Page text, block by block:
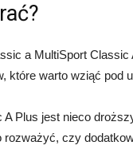
a MultiSport
które warto wziąć pod
A Plus jest nieco
rozważyć, czy